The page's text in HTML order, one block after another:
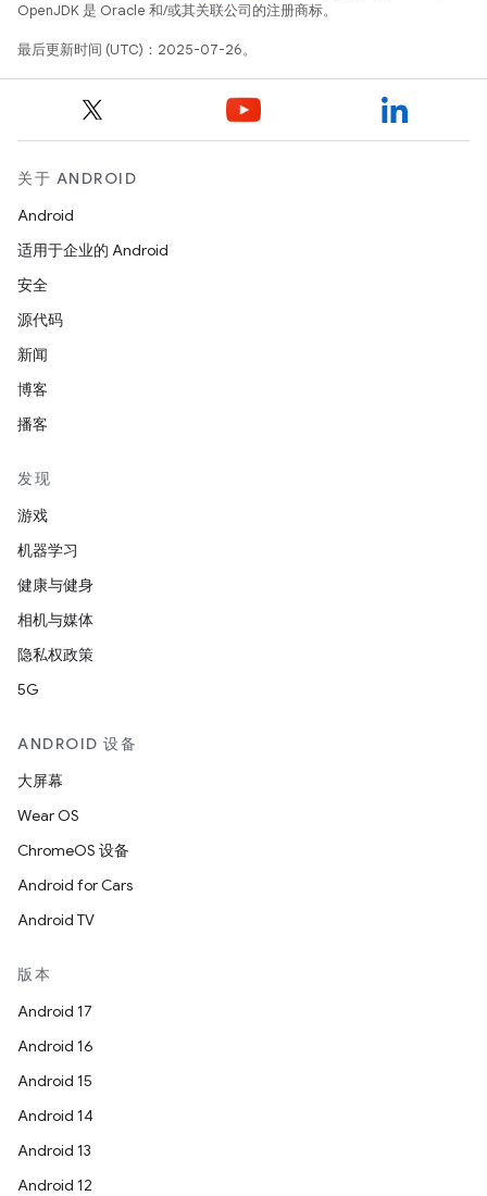
OpenJDK 是 Oracle 和/或其关联公司的注册商标。
最后更新时间 (UTC)：2025-07-26。
关于 ANDROID
Android
适用于企业的 Android
安全
源代码
新闻
博客
播客
发现
游戏
机器学习
健康与健身
相机与媒体
隐私权政策
5G
ANDROID 设备
大屏幕
Wear OS
ChromeOS 设备
Android for Cars
Android TV
版本
Android 17
Android 16
Android 15
Android 14
Android 13
Android 12